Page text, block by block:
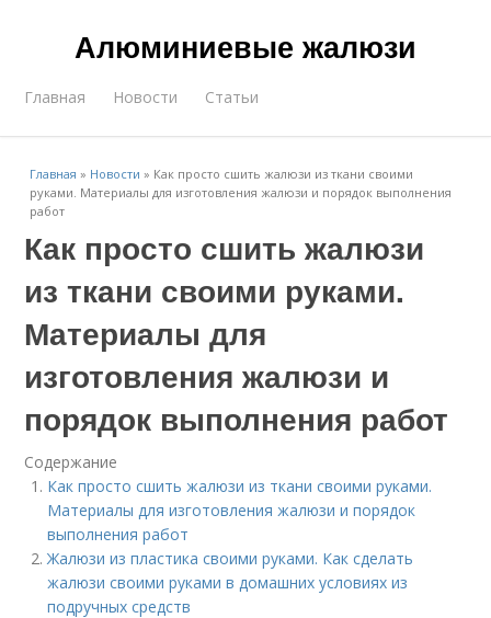
Алюминиевые жалюзи
Главная Новости Статьи
Главная » Новости » Как просто сшить жалюзи из ткани своими
руками. Материалы для изготовления жалюзи и порядок выполнения
работ
Как просто сшить жалюзи
из ткани своими руками.
Материалы для
изготовления жалюзи и
порядок выполнения работ
Содержание
Как просто сшить жалюзи из ткани своими руками.
Материалы для изготовления жалюзи и порядок
выполнения работ
Жалюзи из пластика своими руками. Как сделать
жалюзи своими руками в домашних условиях из
подручных средств